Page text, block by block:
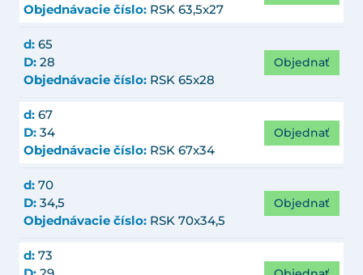
Objednávacie číslo: RSK 63,5x27
d: 65
D: 28
Objednávacie číslo: RSK 65x28
Objednať
d: 67
D: 34
Objednávacie číslo: RSK 67x34
Objednať
d: 70
D: 34,5
Objednávacie číslo: RSK 70x34,5
Objednať
d: 73